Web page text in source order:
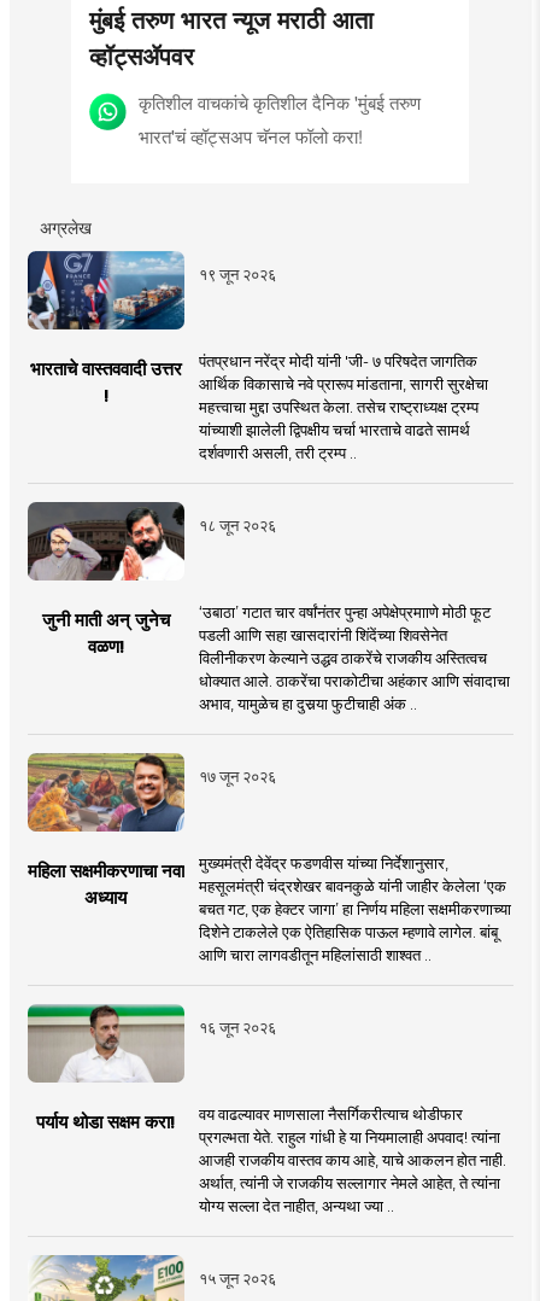
मुंबई तरुण भारत न्यूज मराठी आता
व्हॉट्सॲपवर
कृतिशील वाचकांचे कृतिशील दैनिक 'मुंबई तरुण
भारत'चं व्हॉट्सअप चॅनल फॉलो करा!
अग्रलेख
१९ जून २०२६
भारताचे वास्तववादी उत्तर
!
पंतप्रधान नरेंद्र मोदी यांनी 'जी- ७ परिषदेत जागतिक
आर्थिक विकासाचे नवे प्रारूप मांडताना, सागरी सुरक्षेचा
महत्त्वाचा मुद्दा उपस्थित केला. तसेच राष्ट्राध्यक्ष ट्रम्प
यांच्याशी झालेली द्विपक्षीय चर्चा भारताचे वाढते सामर्थ
दर्शवणारी असली, तरी ट्रम्प ..
१८ जून २०२६
जुनी माती अन् जुनेच
वळण!
‘उबाठा’ गटात चार वर्षांनंतर पुन्हा अपेक्षेप्रमााणे मोठी फूट
पडली आणि सहा खासदारांनी शिंदेंच्या शिवसेनेत
विलीनीकरण केल्याने उद्धव ठाकरेंचे राजकीय अस्तित्वच
धोक्यात आले. ठाकरेंचा पराकोटीचा अहंकार आणि संवादाचा
अभाव, यामुळेच हा दुसर्‍या फुटीचाही अंक ..
१७ जून २०२६
महिला सक्षमीकरणाचा नवा
अध्याय
मुख्यमंत्री देवेंद्र फडणवीस यांच्या निर्देशानुसार,
महसूलमंत्री चंद्रशेखर बावनकुळे यांनी जाहीर केलेला ‘एक
बचत गट, एक हेक्टर जागा’ हा निर्णय महिला सक्षमीकरणाच्या
दिशेने टाकलेले एक ऐतिहासिक पाऊल म्हणावे लागेल. बांबू
आणि चारा लागवडीतून महिलांसाठी शाश्वत ..
१६ जून २०२६
पर्याय थोडा सक्षम करा!
वय वाढल्यावर माणसाला नैसर्गिकरीत्याच थोडीफार
प्रगल्भता येते. राहुल गांधी हे या नियमालाही अपवाद! त्यांना
आजही राजकीय वास्तव काय आहे, याचे आकलन होत नाही.
अर्थात, त्यांनी जे राजकीय सल्लागार नेमले आहेत, ते त्यांना
योग्य सल्ला देत नाहीत, अन्यथा ज्या ..
१५ जून २०२६